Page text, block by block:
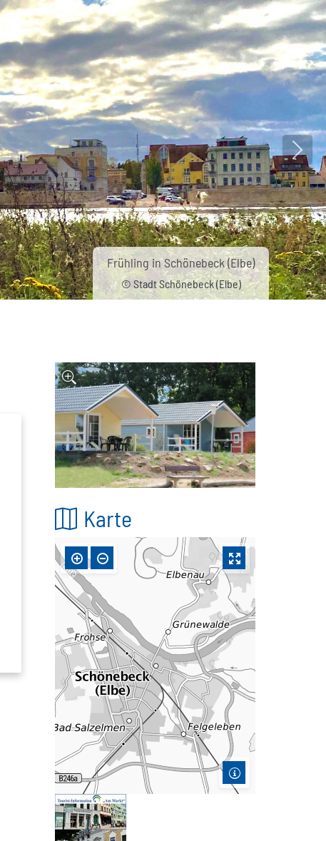
Frühling in Schönebeck (Elbe)
© Stadt Schönebeck (Elbe)
Karte